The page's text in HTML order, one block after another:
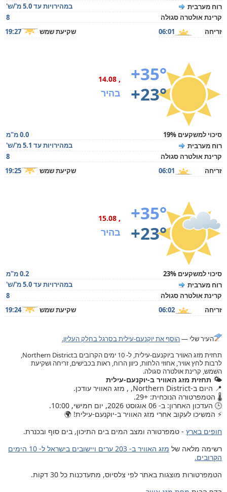
רוח מערבית
במהירויות עד 5.0 מ'/ש'
קרינת אולטרה סגולה
8
זריחה
06:01 שקיעת שמש 19:27
+35°
+23°
, 14.08
בהיר
סיכוי למשקעים 19%
0.0 מ"מ
רוח מערבית
במהירויות עד 5.1 מ'/ש'
קרינת אולטרה סגולה
8
זריחה
06:01 שקיעת שמש 19:25
+35°
+23°
, 15.08
בהיר
סיכוי למשקעים 23%
0.2 מ"מ
רוח מערבית
במהירויות עד 5.0 מ'/ש'
קרינת אולטרה סגולה
8
זריחה
06:02 שקיעת שמש 19:24
העיר שלי —הוסף את יוקנעם-עילית בסרגל בחלק העליון.
תחזית מזג האוויר ביוקנעם-עילית, ל- 10 ימים הקרובים בNorthern District,
לרבות לחץ אוויר, אחוזי הלחות, כיוון הרוח, ראות בכבישים, זריחה ושקיעת
השמש, קרינת אולטרה סגולה.
🌤️ תחזית מזג האוויר ב-יוקנעם-עילית
📍 היום ב-Northern District, , מזג האוויר עודכן.
🌡️ הטמפרטורה הנוכחית: +29.
🕒 העדכון האחרון: ב- 06 אוגוסט 2026, יום חמישי, 10:00.
⚡ המשיכו לעקוב אחרי מזג האוויר ב-יוקנעם-עילית! 🌍
חופים בארץ - טמפרטורה ומצב המים בים התיכון, בים סוף ובכנרת.
רשימה מלאה של
מזג האוויר ב- 203 ערים ויישובים בישראל ל- 10 הימים
הקרובים.
הטמפרטורות מוצגות באתר לפי צלסיוס, מתעדכנות כל 30 דקות.